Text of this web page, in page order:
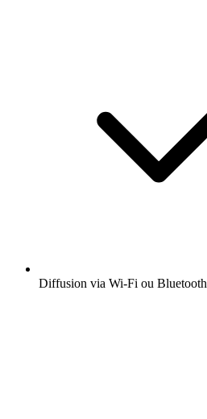
Diffusion via Wi-Fi ou Bluetooth